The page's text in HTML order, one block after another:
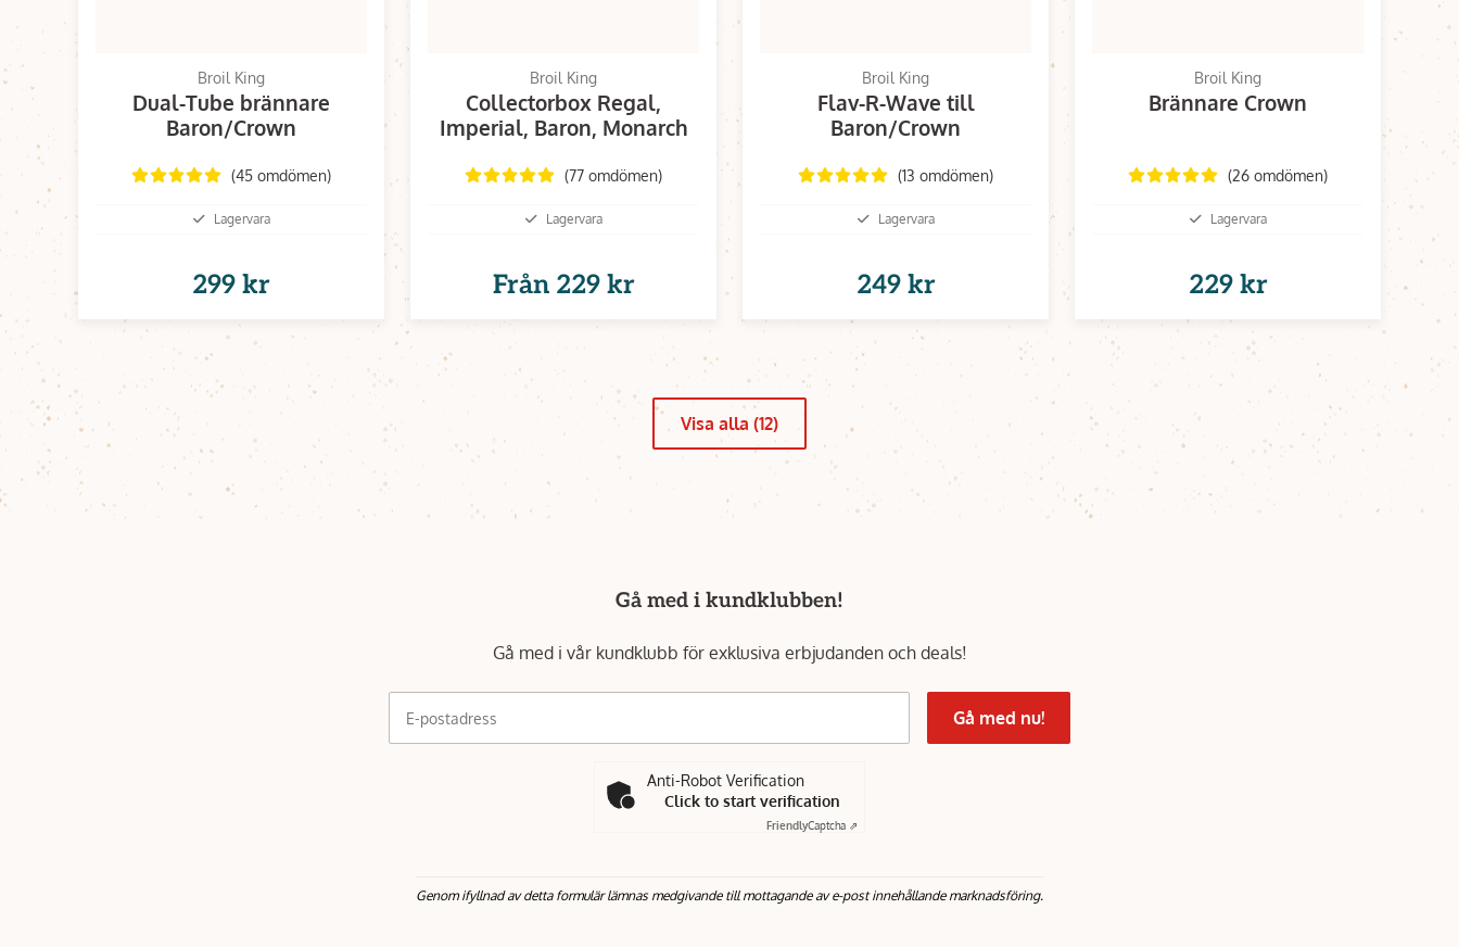
Broil King
Dual-Tube brännare
Baron/Crown
(45 omdömen)
Lagervara
299 kr
Broil King
Collectorbox Regal,
Imperial, Baron, Monarch
(77 omdömen)
Lagervara
Från229 kr
Broil King
Flav-R-Wave till
Baron/Crown
(13 omdömen)
Lagervara
249 kr
Broil King
Brännare Crown
(26 omdömen)
Lagervara
229 kr
Visa alla (12)
Gå med i kundklubben!
Gå med i vår kundklubb för exklusiva erbjudanden och deals!
E-postadress Gå med nu!
Anti-Robot Verification
Click to start verification
FriendlyCaptcha ⇗
Genom ifyllnad av detta formulär lämnas medgivande till mottagande av e-post innehållande marknadsföring.